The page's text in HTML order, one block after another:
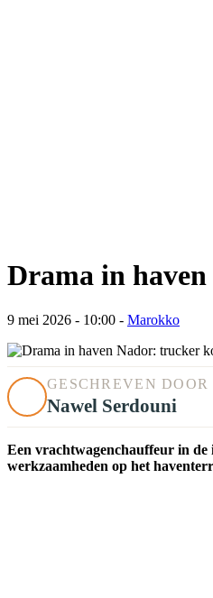
Drama in
9 mei 2026 - 10:00 - Marokko
GESCHREVEN DOOR
Nawel Serdouni
Een vrachtwagenchauffeur in de
werkzaamheden op het